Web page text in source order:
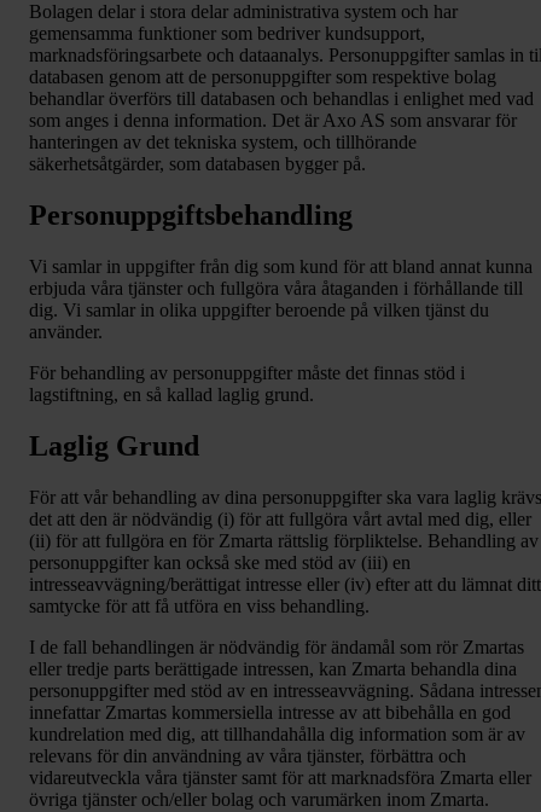
Bolagen delar i stora delar administrativa system och har
gemensamma funktioner som bedriver kundsupport,
marknadsföringsarbete och dataanalys. Personuppgifter samlas in
databasen genom att de personuppgifter som respektive bolag
behandlar överförs till databasen och behandlas i enlighet med vad
som anges i denna information. Det är Axo AS som ansvarar för
hanteringen av det tekniska system, och tillhörande
säkerhetsåtgärder, som databasen bygger på.
Personuppgiftsbehandling
Vi samlar in uppgifter från dig som kund för att bland annat kunna
erbjuda våra tjänster och fullgöra våra åtaganden i förhållande till
dig. Vi samlar in olika uppgifter beroende på vilken tjänst du
använder.
För behandling av personuppgifter måste det finnas stöd i
lagstiftning, en så kallad laglig grund.
Laglig Grund
För att vår behandling av dina personuppgifter ska vara laglig krävs
det att den är nödvändig (i) för att fullgöra vårt avtal med dig, eller
(ii) för att fullgöra en för Zmarta rättslig förpliktelse. Behandling av
personuppgifter kan också ske med stöd av (iii) en
intresseavvägning/berättigat intresse eller (iv) efter att du lämnat ditt
samtycke för att få utföra en viss behandling.
I de fall behandlingen är nödvändig för ändamål som rör Zmartas
eller tredje parts berättigade intressen, kan Zmarta behandla dina
personuppgifter med stöd av en intresseavvägning. Sådana
innefattar Zmartas kommersiella intresse av att bibehålla en god
kundrelation med dig, att tillhandahålla dig information som är av
relevans för din användning av våra tjänster, förbättra och
vidareutveckla våra tjänster samt för att marknadsföra Zmarta eller
övriga tjänster och/eller bolag och varumärken inom Zmarta.